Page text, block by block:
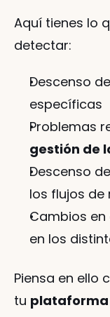
Aquí tienes lo
detectar:
Descenso
específicas
gestión de
Descenso
los flujos de
Cambios
en los
Piensa en ello
tu plataforma